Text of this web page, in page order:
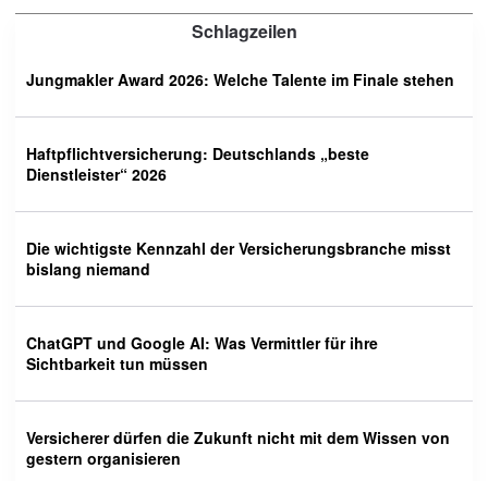
Schlagzeilen
Jungmakler Award 2026: Welche Talente im Finale stehen
Haftpflichtversicherung: Deutschlands „beste
Dienstleister“ 2026
Die wichtigste Kennzahl der Versicherungsbranche misst
bislang niemand
ChatGPT und Google AI: Was Vermittler für ihre
Sichtbarkeit tun müssen
Versicherer dürfen die Zukunft nicht mit dem Wissen von
gestern organisieren